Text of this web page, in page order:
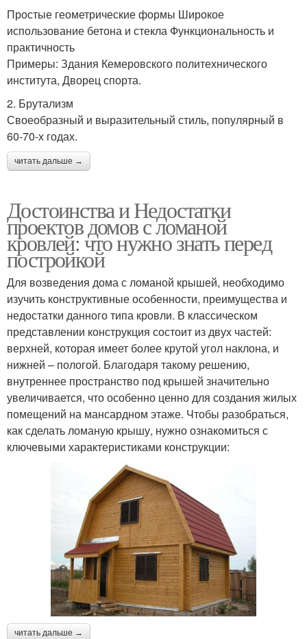
Простые геометрические формы Широкое
использование бетона и стекла Функциональность и
практичность
Примеры: Здания Кемеровского политехнического
института, Дворец спорта.
2. Брутализм
Своеобразный и выразительный стиль, популярный в
60-70-х годах.
читать дальше →
Достоинства и Недостатки
проектов домов с ломаной
кровлей: что нужно знать перед
постройкой
Для возведения дома с ломаной крышей, необходимо
изучить конструктивные особенности, преимущества и
недостатки данного типа кровли. В классическом
представлении конструкция состоит из двух частей:
верхней, которая имеет более крутой угол наклона, и
нижней – пологой. Благодаря такому решению,
внутреннее пространство под крышей значительно
увеличивается, что особенно ценно для создания жилых
помещений на мансардном этаже. Чтобы разобраться,
как сделать ломаную крышу, нужно ознакомиться с
ключевыми характеристиками конструкции:
читать дальше →